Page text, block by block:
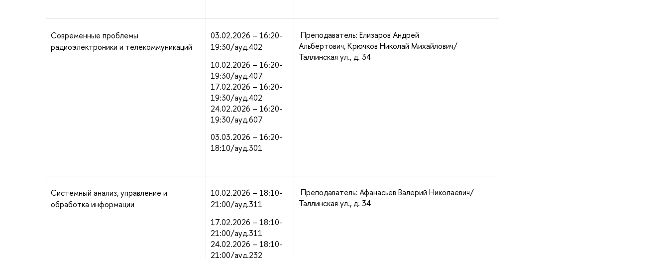
Современные проблемы
радиоэлектроники и телекоммуникаций
03.02.2026 – 16:20-
19:30/ауд.402
10.02.2026 – 16:20-
19:30/ауд.407
17.02.2026 – 16:20-
19:30/ауд.402
24.02.2026 – 16:20-
19:30/ауд.607
03.03.2026 – 16:20-
18:10/ауд.301
Преподаватель: Елизаров Андрей
Альбертович, Крючков Николай Михайлович/
Таллинская ул., д. 34
Системный анализ, управление и
обработка информации
10.02.2026 – 18:10-
21:00/ауд.311
17.02.2026 – 18:10-
21:00/ауд.311
24.02.2026 – 18:10-
21:00/ауд.232
Преподаватель: Афанасьев Валерий Николаевич/
Таллинская ул., д. 34